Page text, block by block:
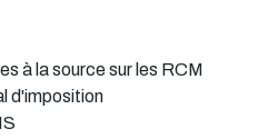
à la source sur les RCM
d'imposition